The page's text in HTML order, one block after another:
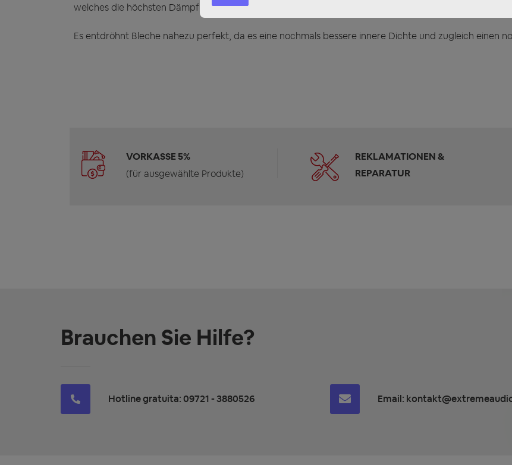
welches die höchsten Dämpfungseigenschaften besitzt.
Es entdröhnt Bleche nahezu perfekt, da es eine nochmals bessere innere Dichte und zugleich einen
VORKASSE 5%
(für ausgewählte Produkte)
REKLAMATIONEN &
REPARATUR
Brauchen Sie Hilfe?
Hotline gratuita: 09721 - 3880526 Email: